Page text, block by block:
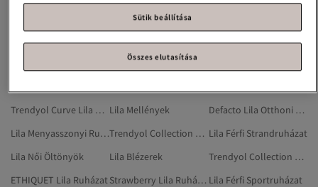
Lila Hátizsákok
Lela Otthoni Ruházat
Lila Női Ruhák
Lila Szolid Felöltők
Trendyol Curve Lila Plus Size Ruházat Lila Mellények
Defacto Lila Otthoni Ruházat
Lila Menyasszonyi Ruha
Trendyol Collection Lila Szalagavató Ruhák Lila Férfi Strandruházat
Lila Női Öltönyök
Lila Blézerek
Trendyol Collection Otthoni Ruházat
ETHIQUET Lila Ruházat
Strawberry Lila Ruházat Lila Férfi Sportruházat
Sütik beállítása
Összes elutasítása